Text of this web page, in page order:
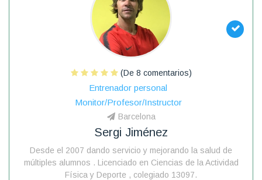
(De 8 comentarios)
Entrenador personal
Monitor/Profesor/Instructor
Barcelona
Sergi Jiménez
Desde el 2007 dando servicio y mejorando la salud de
múltiples alumnos . Licenciado en Ciencias de la Actividad
Física y Deporte , colegiado 13097.